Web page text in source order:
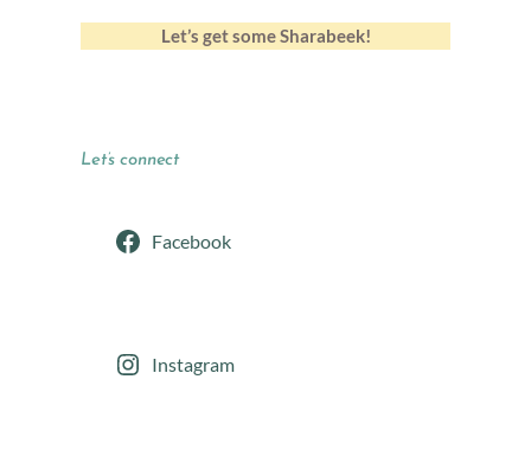
Let’s get some Sharabeek!
Let’s connect
Facebook
Instagram